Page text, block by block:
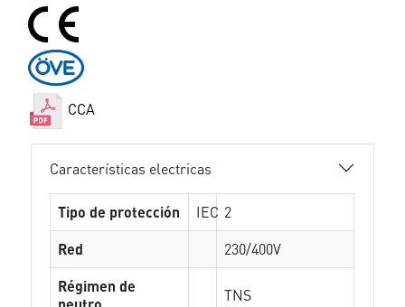
CCA
Características electricas
Tipo de protección IEC 2
Red
230/400V
Régimen de
TNS